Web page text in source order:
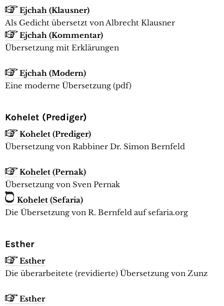
Ejchah (Klausner)
Als Gedicht übersetzt von Albrecht Klausner
Ejchah (Kommentar)
Übersetzung mit Erklärungen
Ejchah (Modern)
Eine moderne Übersetzung (pdf)
Kohelet (Prediger)
Kohelet (Prediger)
Übersetzung von Rabbiner Dr. Simon Bernfeld
Kohelet (Pernak)
Übersetzung von Sven Pernak
Kohelet (Sefaria)
Die Übersetzung von R. Bernfeld auf sefaria.org
Esther
Esther
Die überarbeitete (revidierte) Übersetzung von Zunz
Esther